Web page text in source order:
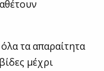
τα απαραίτητα
μέχρι